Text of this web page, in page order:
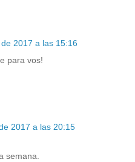
2017 a las 15:16
para vos!
2017 a las 20:15
semana.